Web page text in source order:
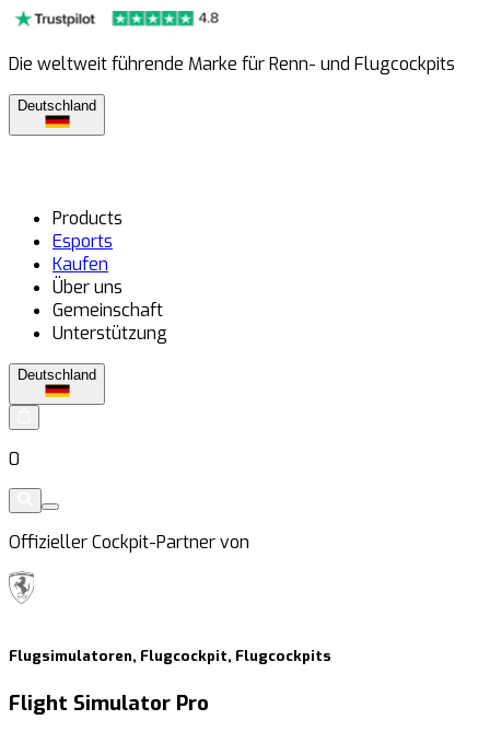
Die weltweit führende Marke für Renn- und Flugcockpits
Deutschland
Products
Esports
Kaufen
Über uns
Gemeinschaft
Unterstützung
Deutschland
0
Offizieller Cockpit-Partner von
Flugsimulatoren, Flugcockpit, Flugcockpits
Flight Simulator Pro